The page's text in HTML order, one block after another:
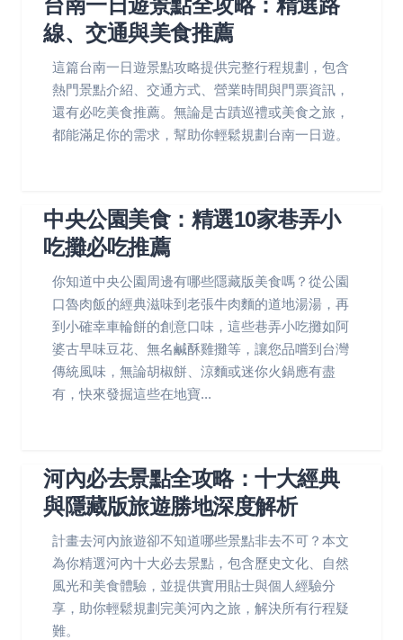
台南一日遊景點全攻略：精選路
線、交通與美食推薦
這篇台南一日遊景點攻略提供完整行程規劃，包含
熱門景點介紹、交通方式、營業時間與門票資訊，
還有必吃美食推薦。無論是古蹟巡禮或美食之旅，
都能滿足你的需求，幫助你輕鬆規劃台南一日遊。
中央公園美食：精選10家巷弄小
吃攤必吃推薦
你知道中央公園周邊有哪些隱藏版美食嗎？從公園
口魯肉飯的經典滋味到老張牛肉麵的道地湯湯，再
到小確幸車輪餅的創意口味，這些巷弄小吃攤如阿
婆古早味豆花、無名鹹酥雞攤等，讓您品嚐到台灣
傳統風味，無論胡椒餅、涼麵或迷你火鍋應有盡
有，快來發掘這些在地寶...
河內必去景點全攻略：十大經典
與隱藏版旅遊勝地深度解析
計畫去河內旅遊卻不知道哪些景點非去不可？本文
為你精選河內十大必去景點，包含歷史文化、自然
風光和美食體驗，並提供實用貼士與個人經驗分
享，助你輕鬆規劃完美河內之旅，解決所有行程疑
難。